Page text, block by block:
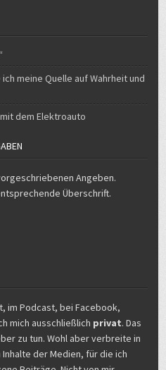
dem Elektroauto
Angeben.
im Podcast, bei Facebook,
zu tun. Wohl aber verbreite in
der Medien, für die ich
Beiträge. Nicht von mir
kenntlich